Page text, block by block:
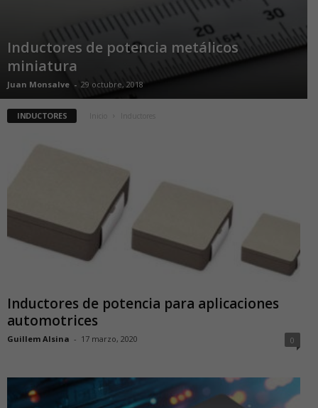
Inductores de potencia metálicos
miniatura
Juan Monsalve - 29 octubre, 2018
INDUCTORES Inductores
Inductores de potencia para aplicaciones
automotrices
Guillem Alsina - 17 marzo, 2020 0